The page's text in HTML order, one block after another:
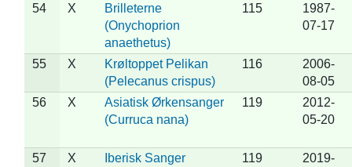
54 X
Brilleterne
(Onychoprion
anaethetus)
115
1987-
07-17
55 X
Krøltoppet Pelikan
(Pelecanus crispus)
116
2006-
08-05
56
X
Asiatisk Ørkensanger
(Curruca nana)
119
2012-
05-20
57 X
Iberisk Sanger
119
2019-